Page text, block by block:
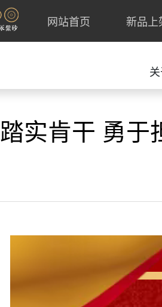
网站首页 新品上
踏实肯干 勇